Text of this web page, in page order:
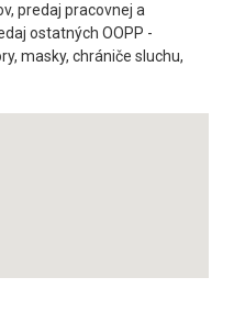
predaj pracovnej a
ostatných OOPP -
masky, chrániče sluchu,